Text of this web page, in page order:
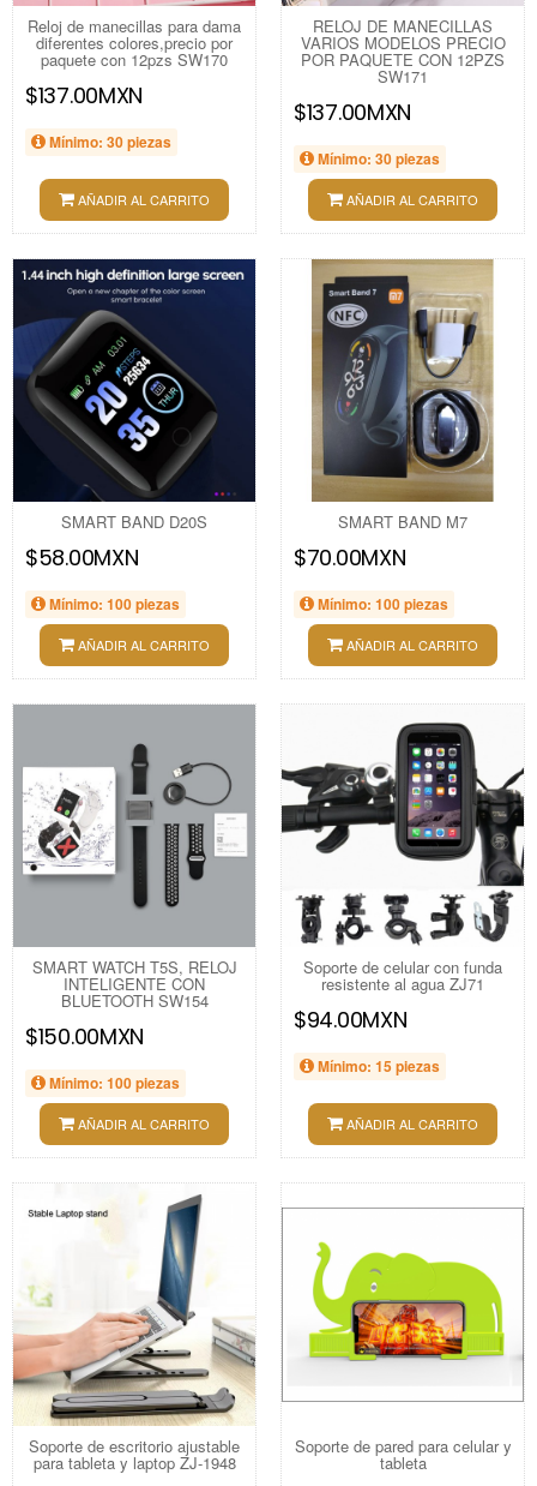
Reloj de manecillas para dama
diferentes colores,precio por
paquete con 12pzs SW170
$137.00MXN
Mínimo: 30 piezas
AÑADIR AL CARRITO
RELOJ DE MANECILLAS
VARIOS MODELOS PRECIO
POR PAQUETE CON 12PZS
SW171
$137.00MXN
Mínimo: 30 piezas
AÑADIR AL CARRITO
SMART BAND D20S
$58.00MXN
Mínimo: 100 piezas
AÑADIR AL CARRITO
SMART BAND M7
$70.00MXN
Mínimo: 100 piezas
AÑADIR AL CARRITO
SMART WATCH T5S, RELOJ
INTELIGENTE CON
BLUETOOTH SW154
$150.00MXN
Mínimo: 100 piezas
AÑADIR AL CARRITO
Soporte de celular con funda
resistente al agua ZJ71
$94.00MXN
Mínimo: 15 piezas
AÑADIR AL CARRITO
Soporte de escritorio ajustable
para tableta y laptop ZJ-1948
Soporte de pared para celular y
tableta